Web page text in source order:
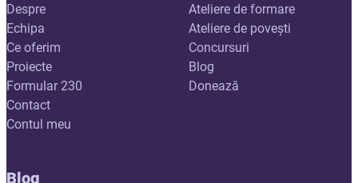
Despre
Echipa
Ce oferim
Proiecte
Formular 230
Contact
Contul meu
Ateliere de formare
Ateliere de povești
Concursuri
Blog
Donează
Blog